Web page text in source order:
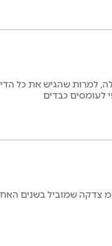
למרות שהגיש את כל
לעומסים כבדים
צדקה שמוביל בשנים